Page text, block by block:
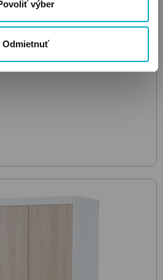
výber
Odmietnuť